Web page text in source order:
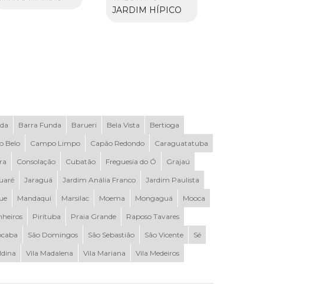
JARDIM HÍPICO
Barra Funda Barueri Bela Vista Bertioga
Belo Campo Limpo Capão Redondo Caraguatatuba
Consolação Cubatão Freguesia do Ó Grajaú
Jaraguá Jardim Anália Franco Jardim Paulista
Mandaqui Marsilac Moema Mongaguá Mooca
Pirituba Praia Grande Raposo Tavares
São Domingos São Sebastião São Vicente Sé
Vila Madalena Vila Mariana Vila Medeiros